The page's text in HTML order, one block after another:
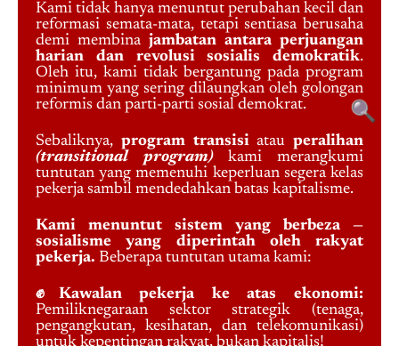
🔍
Kami tidak hanya menuntut perubahan kecil dan
reformasi semata-mata, tetapi sentiasa berusaha
demi membina jambatan antara perjuangan
harian dan revolusi sosialis demokratik.
Oleh itu, kami tidak bergantung pada program
minimum yang sering dilaungkan oleh golongan
reformis dan parti-parti sosial demokrat.
Sebaliknya, program transisiatau peralihan
(transitional program)kami merangkumi
tuntutan yang memenuhi keperluan segera kelas
pekerja sambil mendedahkan batas kapitalisme.
Kami menuntut sistem yang berbeza —
sosialisme yang diperintah oleh rakyat
pekerja. Beberapa tuntutan utama kami:
✊Kawalan pekerja ke atas ekonomi:
Pemiliknegaraan sektor strategik (tenaga,
pengangkutan, kesihatan, dan telekomunikasi)
untuk kepentingan rakyat, bukan kapitalis!